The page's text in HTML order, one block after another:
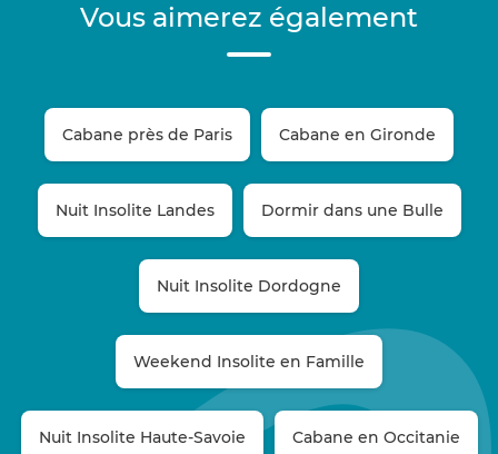
Vous aimerez également
Cabane près de Paris Cabane en Gironde
Nuit Insolite Landes Dormir dans une Bulle
Nuit Insolite Dordogne
Weekend Insolite en Famille
Nuit Insolite Haute-Savoie Cabane en Occitanie